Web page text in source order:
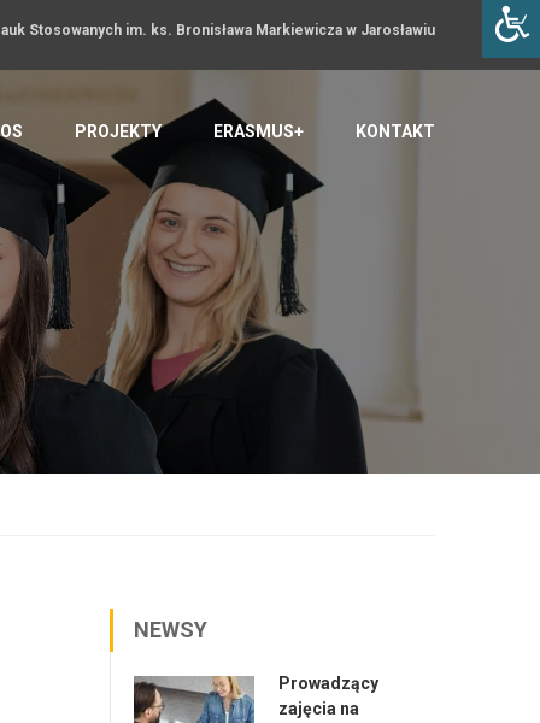
Stosowanych im. ks. Bronisława Markiewicza w Jarosławiu
PROJEKTY ERASMUS+ KONTAKT
NEWSY
Prowadzący
zajęcia na